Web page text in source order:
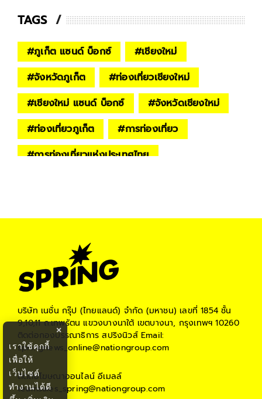
TAGS
#ภูเก็ต แซนด์ บ็อกซ์ #เชียงใหม่
#จังหวัดภูเก็ต #ท่องเที่ยวเชียงใหม่
#เชียงใหม่ แซนด์ บ็อกซ์ #จังหวัดเชียงใหม่
#ท่องเที่ยวภูเก็ต #การท่องเที่ยว
#การท่องเที่ยวแห่งประเทศไทย
เศรษฐกิจไทย ปี2564
#โควิด–19 กระทบธุรกิจ
บริษัท เนชั่น กรุ๊ป (ไทยแลนด์) จำกัด (มหาชน) เลขที่ 1854 ชั้น
9,10,11 ถ.เทพรัตน แขวงบางนาใต้ เขตบางนา, กรุงเทพฯ 10260
ติดต่อกองบรรณาธิการ สปริงนิวส์Email:
springnews_online@nationgroup.com
ติดต่อโฆษณาออนไลน์ อีเมลล์
teamsales_spring@nationgroup.com
×
เราใช้คุกกี้
เพื่อให้
เว็บไซต์
ทำงานได้ดี